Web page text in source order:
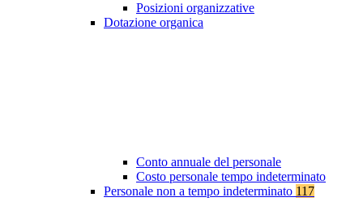
Posizioni organizzative
Dotazione organica
Conto annuale del personale
Costo personale tempo indeterminato
Personale non a tempo indeterminato 117